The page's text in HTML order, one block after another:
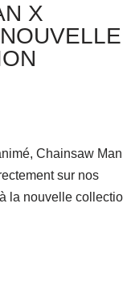
X
Chainsaw Man
sur nos
la nouvelle